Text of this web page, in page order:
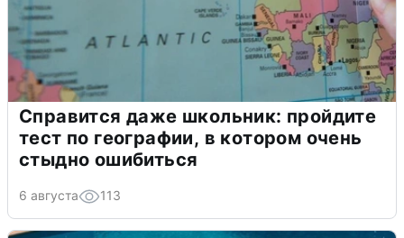
Справится даже школьник: пройдите
тест по географии, в котором очень
стыдно ошибиться
6 августа 113